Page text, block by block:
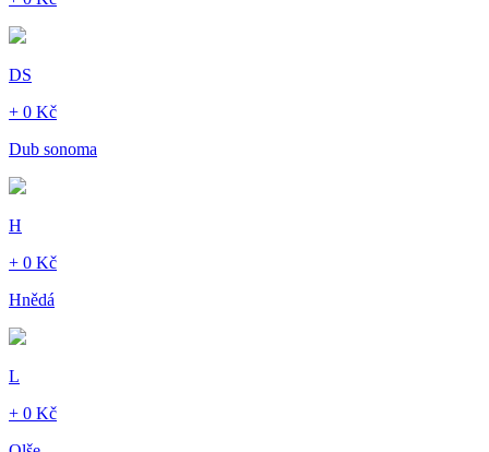
DS
+ 0 Kč
Dub sonoma
H
+ 0 Kč
Hnědá
L
+ 0 Kč